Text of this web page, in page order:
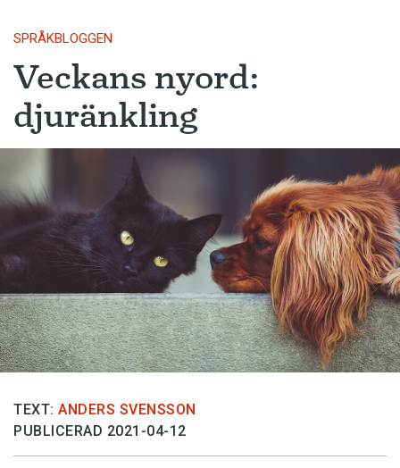
SPRÅKBLOGGEN
Veckans nyord:
djuränkling
TEXT: ANDERS SVENSSON
PUBLICERAD 2021-04-12